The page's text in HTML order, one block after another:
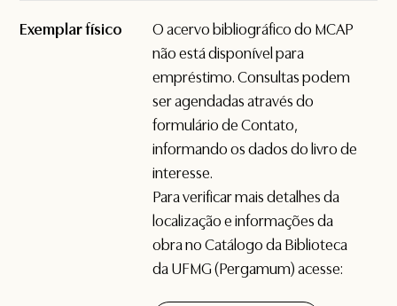
Exemplar físico
O acervo bibliográfico do MCAP
não está disponível para
empréstimo. Consultas podem
ser agendadas através do
formulário deContato,
informando os dados do livro de
interesse.
Para verificar mais detalhes da
localização e informações da
obra no Catálogo da Biblioteca
da UFMG (Pergamum) acesse: